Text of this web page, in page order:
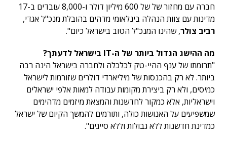
חברה עם מחזור של של 600 מיליון דולר ו-8,000 עובדים ב-17
מדינות עם צוות הנהלה בינלאומי מדהים בהובלת מנכ"ל אגדי,
רביב צולר, שהינו המנכ"ל הטוב בישראל כיום".
מה ההישג הגדול ביותר של ה-IT בישראל לדעתך?
"תרומתו של ענף ההיי-טק לכלכלה ולחברה בישראל הינה רבה
ביותר. לא רק בהכנסות של מיליארדי דולרים שזורמות לישראל
כמיסים, ולא רק ביצירת מקומות עבודה למאות אלפי ישראלים
וישראליות, אלא כמקור לחדשנות והמצאת מיזמים מדהימים
שמשפיעים על האנושות כולה, ותורמים להמשך הקיום של ישראל
כמדינת חדשנות ללא גבולות וללא סייגים".